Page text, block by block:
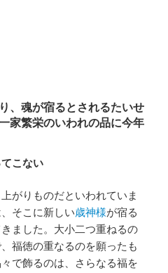
、魂が宿るとされるたいせ
家繁栄のいわれの品に今年
こない
がりものだといわれていま
そこに新しい歳神様が宿る
ました。大小二つ重ねるの
福徳の重なるのを願ったも
で飾るのは、さらなる福を